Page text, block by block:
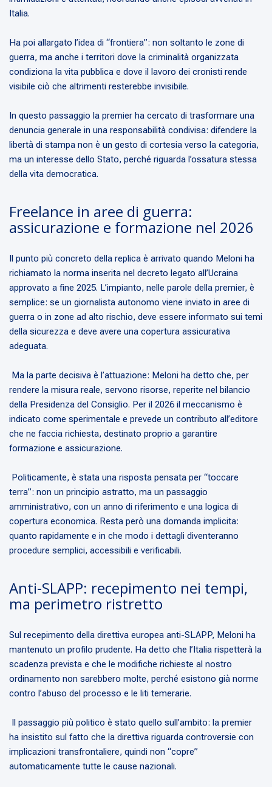
Italia.
Ha poi allargato l’idea di “frontiera”: non soltanto le zone di
guerra, ma anche i territori dove la criminalità organizzata
condiziona la vita pubblica e dove il lavoro dei cronisti rende
visibile ciò che altrimenti resterebbe invisibile.
In questo passaggio la premier ha cercato di trasformare una
denuncia generale in una responsabilità condivisa: difendere la
libertà di stampa non è un gesto di cortesia verso la categoria,
ma un interesse dello Stato, perché riguarda l’ossatura stessa
della vita democratica.
Freelance in aree di guerra:
assicurazione e formazione nel 2026
Il punto più concreto della replica è arrivato quando Meloni ha
richiamato la norma inserita nel decreto legato all’Ucraina
approvato a fine 2025. L’impianto, nelle parole della premier, è
semplice: se un giornalista autonomo viene inviato in aree di
guerra o in zone ad alto rischio, deve essere informato sui temi
della sicurezza e deve avere una copertura assicurativa
adeguata.
Ma la parte decisiva è l’attuazione: Meloni ha detto che, per
rendere la misura reale, servono risorse, reperite nel bilancio
della Presidenza del Consiglio. Per il 2026 il meccanismo è
indicato come sperimentale e prevede un contributo all’editore
che ne faccia richiesta, destinato proprio a garantire
formazione e assicurazione.
Politicamente, è stata una risposta pensata per “toccare
terra”: non un principio astratto, ma un passaggio
amministrativo, con un anno di riferimento e una logica di
copertura economica. Resta però una domanda implicita:
quanto rapidamente e in che modo i dettagli diventeranno
procedure semplici, accessibili e verificabili.
Anti-SLAPP: recepimento nei tempi,
ma perimetro ristretto
Sul recepimento della direttiva europea anti-SLAPP, Meloni ha
mantenuto un profilo prudente. Ha detto che l’Italia rispetterà la
scadenza prevista e che le modifiche richieste al nostro
ordinamento non sarebbero molte, perché esistono già norme
contro l’abuso del processo e le liti temerarie.
Il passaggio più politico è stato quello sull’ambito: la premier
ha insistito sul fatto che la direttiva riguarda controversie con
implicazioni transfrontaliere, quindi non “copre”
automaticamente tutte le cause nazionali.